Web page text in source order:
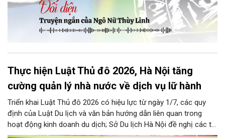
Thực hiện Luật Thủ đô 2026, Hà Nội tăng
cường quản lý nhà nước về dịch vụ lữ hành
Triển khai Luật Thủ đô 2026 có hiệu lực từ ngày 1/7, các quy
định của Luật Du lịch và văn bản hướng dẫn liên quan trong
hoạt động kinh doanh du dịch; Sở Du lịch Hà Nội đề nghị các tổ
chức, đơn vị, doanh nghiệp kinh doanh dịch vụ lữ hành trên địa